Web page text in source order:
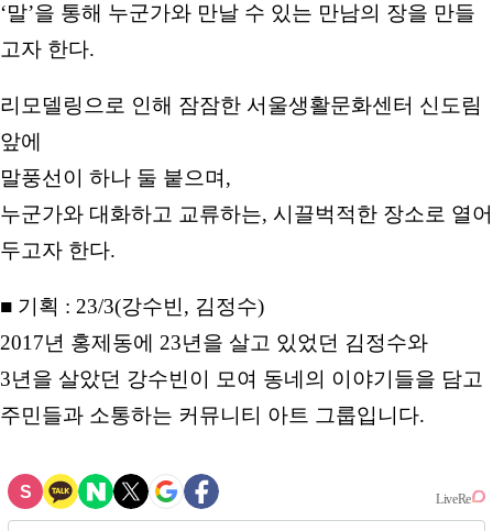
‘말’을 통해 누군가와 만날 수 있는 만남의 장을 만들
고자 한다.
리모델링으로 인해 잠잠한 서울생활문화센터 신도림
앞에
말풍선이 하나 둘 붙으며,
누군가와 대화하고 교류하는, 시끌벅적한 장소로 열어
두고자 한다.
■ 기획 : 23/3(강수빈, 김정수)
2017년 홍제동에 23년을 살고 있었던 김정수와
3년을 살았던 강수빈이 모여 동네의 이야기들을 담고
주민들과 소통하는 커뮤니티 아트 그룹입니다.